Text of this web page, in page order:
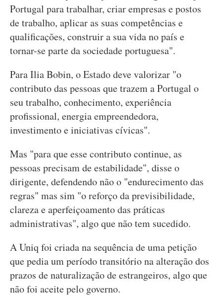
Portugal para trabalhar, criar empresas e postos
de trabalho, aplicar as suas competências e
qualificações, construir a sua vida no país e
tornar-se parte da sociedade portuguesa".
Para Ilia Bobin, o Estado deve valorizar "o
contributo das pessoas que trazem a Portugal o
seu trabalho, conhecimento, experiência
profissional, energia empreendedora,
investimento e iniciativas cívicas".
Mas "para que esse contributo continue, as
pessoas precisam de estabilidade", disse o
dirigente, defendendo não o "endurecimento das
regras" mas sim "o reforço da previsibilidade,
clareza e aperfeiçoamento das práticas
administrativas", algo que não tem sucedido.
A Uniq foi criada na sequência de uma petição
que pedia um período transitório na alteração dos
prazos de naturalização de estrangeiros, algo que
não foi aceite pelo governo.